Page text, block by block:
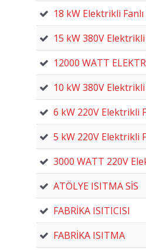
18 kW Elektrikli Fanlı
15 kW 380V Elektrikli
12000 WATT
10 kW 380V Elektrikli
6 kW 220V Elektrikli
5 kW 220V Elektrikli
3000 WATT 220V
ATÖLYE ISITMA SİS
FABRİKA ISITICISI
FABRİKA ISITMA